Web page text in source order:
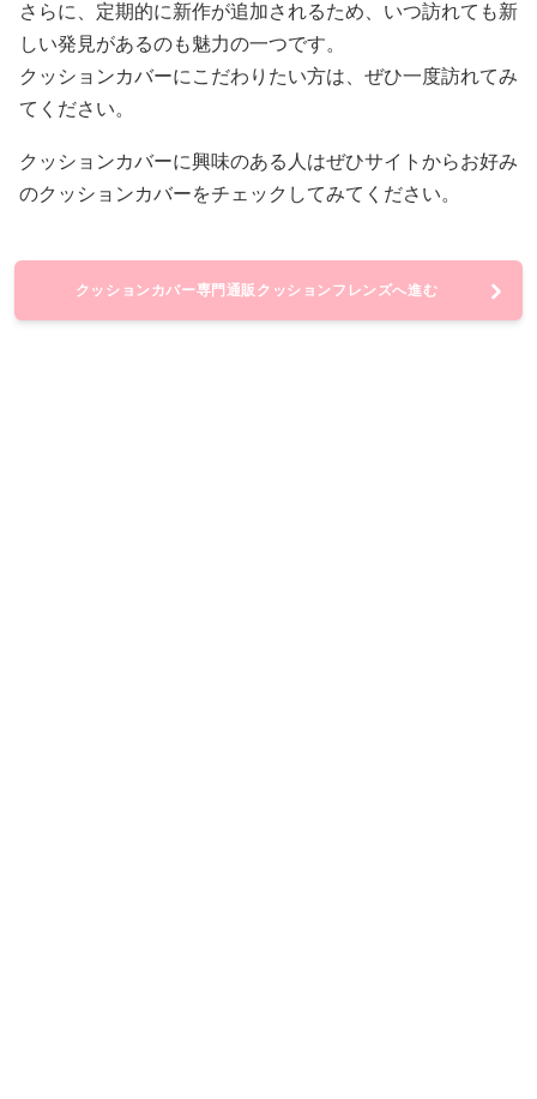
さらに、定期的に新作が追加されるため、いつ訪れても新
しい発見があるのも魅力の一つです。
クッションカバーにこだわりたい方は、ぜひ一度訪れてみ
てください。
クッションカバーに興味のある人はぜひサイトからお好み
のクッションカバーをチェックしてみてください。
クッションカバー専門通販クッションフレンズへ進む